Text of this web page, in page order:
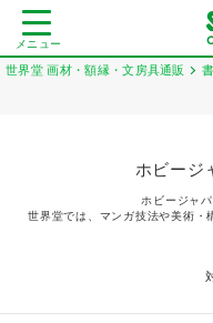
メニュー
世界堂 画材・額縁・文房具通販
ホビージ
ホビージャ
世界堂では、マンガ技法や美術・